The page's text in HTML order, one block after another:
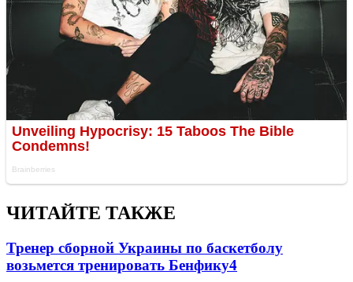
ЧИТАЙТЕ ТАКЖЕ
Тренер сборной Украины по баскетболу
возьмется тренировать Бенфику4